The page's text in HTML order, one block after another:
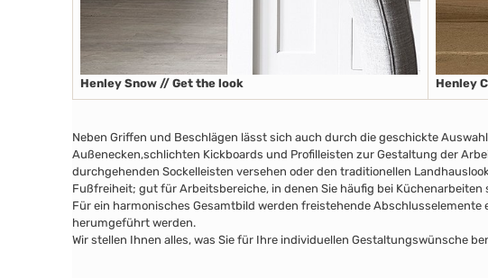
Henley Snow // Get the look Henley
Neben Griffen und Beschlägen lässt sich auch durch die geschickte
Außenecken,schlichten Kickboards und Profilleisten zur Gestaltung der
durchgehenden Sockelleisten versehen oder den traditionellen
Fußfreiheit; gut für Arbeitsbereiche, in denen Sie häufig bei Küchenarbeiten
Für ein harmonisches Gesamtbild werden freistehende
herumgeführt werden.
Wir stellen Ihnen alles, was Sie für Ihre individuellen Gestaltungswünsche